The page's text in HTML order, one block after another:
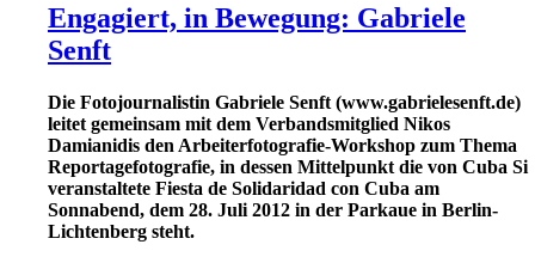
Engagiert, in Bewegung: Gabriele
Senft
Die Fotojournalistin Gabriele Senft (www.gabrielesenft.de)
leitet gemeinsam mit dem Verbandsmitglied Nikos
Damianidis den Arbeiterfotografie-Workshop zum Thema
Reportagefotografie, in dessen Mittelpunkt die von Cuba Si
veranstaltete Fiesta de Solidaridad con Cuba am
Sonnabend, dem 28. Juli 2012 in der Parkaue in Berlin-
Lichtenberg steht.